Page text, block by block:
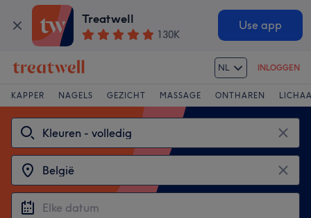
Treatwell
130K
Use app
NL INLOGGEN
KAPPER NAGELS GEZICHT MASSAGE ONTHAREN